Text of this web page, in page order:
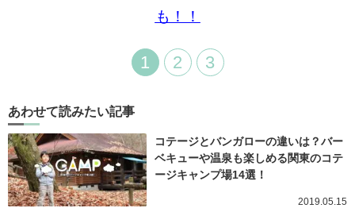
も！！
1 2 3
あわせて読みたい記事
コテージとバンガローの違いは？バー
ベキューや温泉も楽しめる関東のコテ
ージキャンプ場14選！
2019.05.15